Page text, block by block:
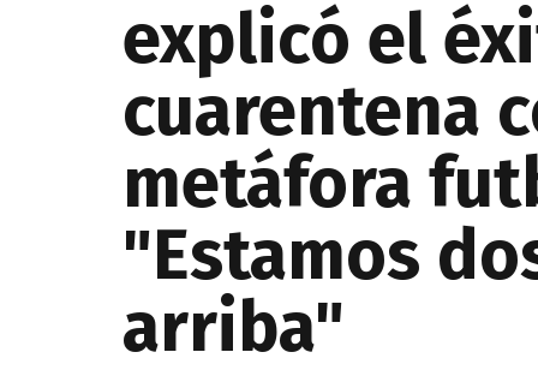
explicó el
cuarentena
metáfora
"Estamos
arriba"